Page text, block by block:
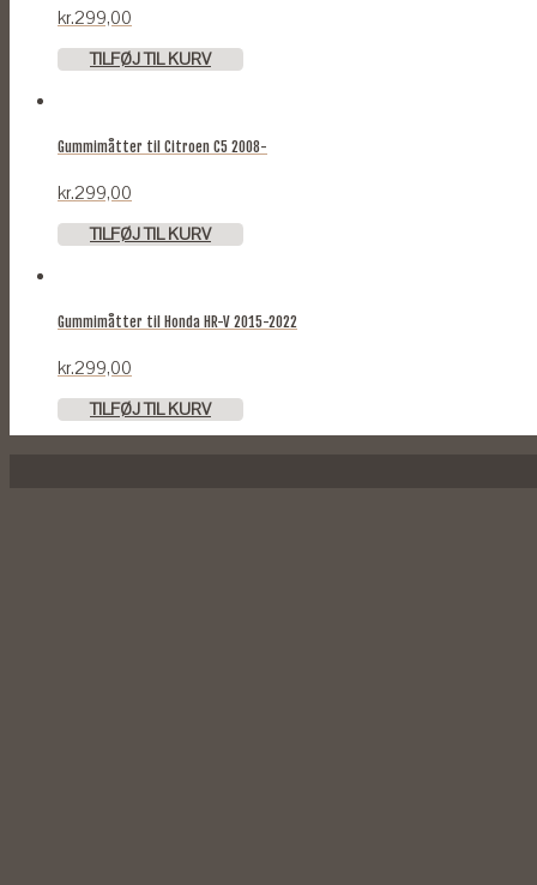
kr.299,00
TILFØJ TIL KURV
Gummimåtter til Citroen C5 2008-
kr.299,00
TILFØJ TIL KURV
Gummimåtter til Honda HR-V 2015-2022
kr.299,00
TILFØJ TIL KURV